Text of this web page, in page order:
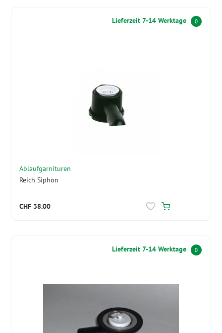
Lieferzeit 7-14 Werktage 0
Ablaufgarnituren
Reich Siphon
CHF 38.00
Lieferzeit 7-14 Werktage 0